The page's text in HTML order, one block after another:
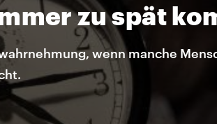
zu spät
wenn manche